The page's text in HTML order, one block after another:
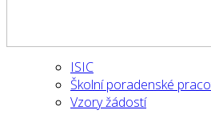
ISIC
Školní poradenské
Vzory žádostí